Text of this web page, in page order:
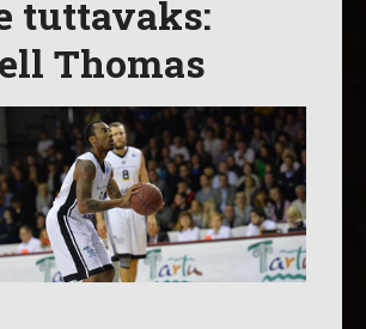
tuttavaks:
Thomas